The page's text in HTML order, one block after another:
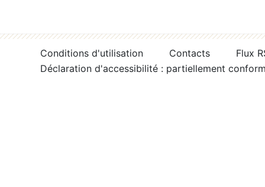
Conditions d'utilisation Contacts
Flux
Déclaration d'accessibilité : partiellement